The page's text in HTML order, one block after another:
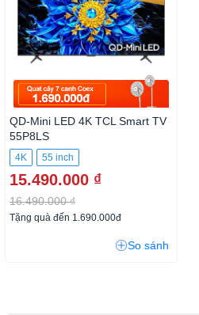
QD-Mini LED 4K TCL Smart TV
55P8LS
4K 55 inch
15.490.000 ₫
16.490.000 ₫
Tặng quà đến 1.690.000đ
So sánh